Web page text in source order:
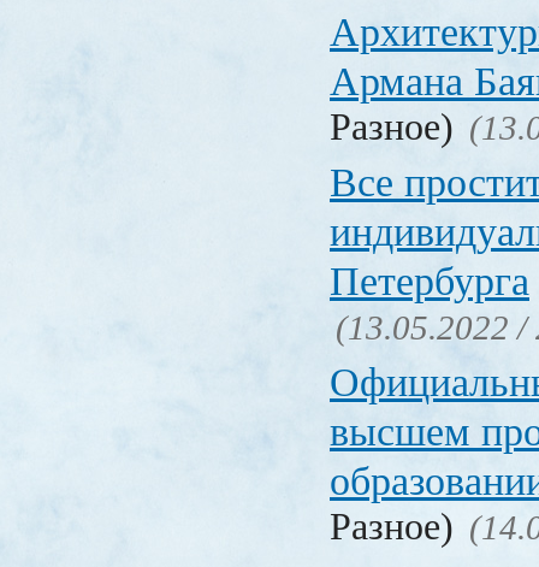
Армана
Разное)
Все
Петербурга
(13.05.2022 /
высшем
Разное)